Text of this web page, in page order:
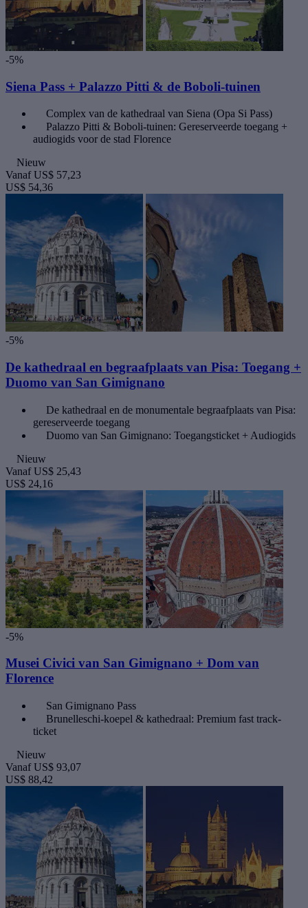
-5%
Siena Pass + Palazzo Pitti & de Boboli-tuinen
Complex van de kathedraal van Siena (Opa Si Pass)
Palazzo Pitti & Boboli-tuinen: Gereserveerde toegang +
audiogids voor de stad Florence
Nieuw
Vanaf US$ 57,23
US$ 54,36
-5%
De kathedraal en begraafplaats van Pisa: Toegang +
Duomo van San Gimignano
De kathedraal en de monumentale begraafplaats van Pisa:
gereserveerde toegang
Duomo van San Gimignano: Toegangsticket + Audiogids
Nieuw
Vanaf US$ 25,43
US$ 24,16
-5%
Musei Civici van San Gimignano + Dom van
Florence
San Gimignano Pass
Brunelleschi-koepel & kathedraal: Premium fast track-
ticket
Nieuw
Vanaf US$ 93,07
US$ 88,42